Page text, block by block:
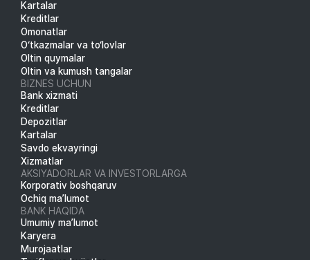
Kartalar
Kreditlar
Omonatlar
O‘tkazmalar va to‘lovlar
Oltin quymalar
Oltin va kumush tangalar
BIZNES UCHUN
Bank xizmati
Kreditlar
Depozitlar
Kartalar
Savdo ekvayringi
Xizmatlar
AKSIYADORLAR VA INVESTORLARGA
Korporativ boshqaruv
Ochiq ma’lumot
BANK HAQIDA
Umumiy ma’lumot
Karyera
Murojaatlar